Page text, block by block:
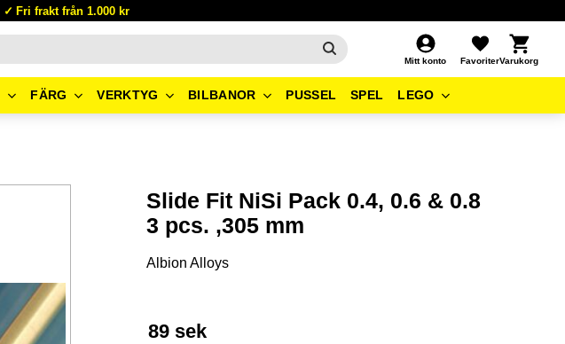
Fri frakt från 1.000 kr
Mitt konto
Favoriter
Kundvagn
FÄRG VERKTYG BILBANOR PUSSEL SPEL LEGO
Slide Fit NiSi Pack 0.4, 0.6 & 0.8
3 pcs. ,305 mm
Albion Alloys
89 sek